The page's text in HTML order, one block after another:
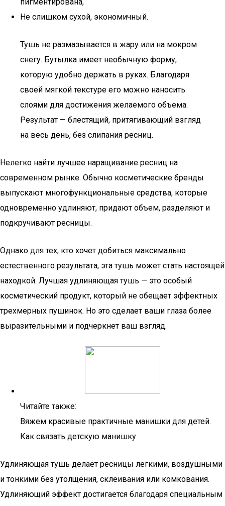
Не слишком сухой, экономичный.
Тушь не размазывается в жару или на мокром
снегу. Бутылка имеет необычную форму,
которую удобно держать в руках. Благодаря
своей мягкой текстуре его можно наносить
слоями для достижения желаемого объема.
Результат — блестящий, притягивающий взгляд
на весь день, без слипания ресниц.
Нелегко найти лучшее наращивание ресниц на
современном рынке. Обычно косметические бренды
выпускают многофункциональные средства, которые
одновременно удлиняют, придают объем, разделяют и
подкручивают ресницы.
Однако для тех, кто хочет добиться максимально
естественного результата, эта тушь может стать настоящей
находкой. Лучшая удлиняющая тушь — это особый
косметический продукт, который не обещает эффектных
трехмерных пушинок. Но это сделает ваши глаза более
выразительными и подчеркнет ваш взгляд.
Читайте также:
Вяжем красивые практичные манишки для детей.
Как связать детскую манишку
Удлиняющая тушь делает ресницы легкими, воздушными
и тонкими без утолщения, склеивания или комкования.
Удлиняющий эффект достигается благодаря специальным